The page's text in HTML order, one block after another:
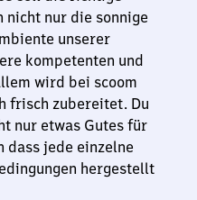
nicht nur die sonnige
unserer
kompetenten und
wird bei scoom
frisch zubereitet. Du
nur etwas Gutes für
dass jede einzelne
hergestellt